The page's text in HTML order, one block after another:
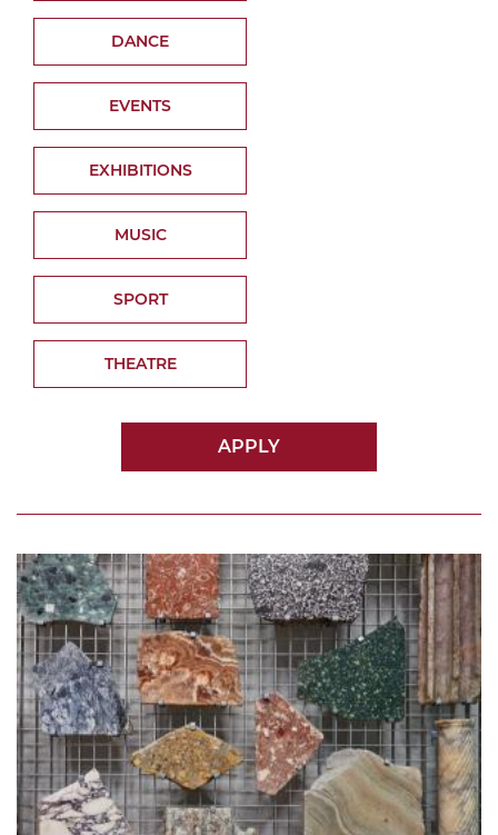
DANCE
EVENTS
EXHIBITIONS
MUSIC
SPORT
THEATRE
APPLY